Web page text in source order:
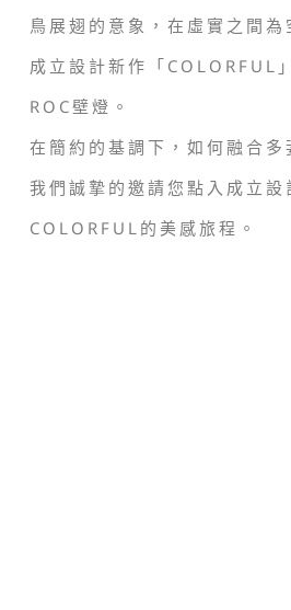
鳥展翅的意象，在虛實之間為
成立設計新作「COLORFUL
ROC壁燈。
在簡約的基調下，如何融合多
我們誠摯的邀請您點入成立
COLORFUL的美感旅程。